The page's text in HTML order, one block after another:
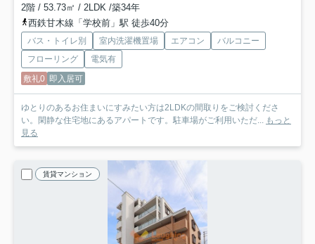
2階 / 53.73㎡ / 2LDK /築34年
西鉄甘木線「学校前」駅 徒歩40分
バス・トイレ別 室内洗濯機置場 エアコン
バルコニー
フローリング
電気有
敷礼0 即入居可
ゆとりのあるお住まいにすみたい方は2LDKの間取りをご検討くださ
い。閑静な住宅地にあるアパートです。駐車場がご利用いただ... もっと
見る
賃貸マンション